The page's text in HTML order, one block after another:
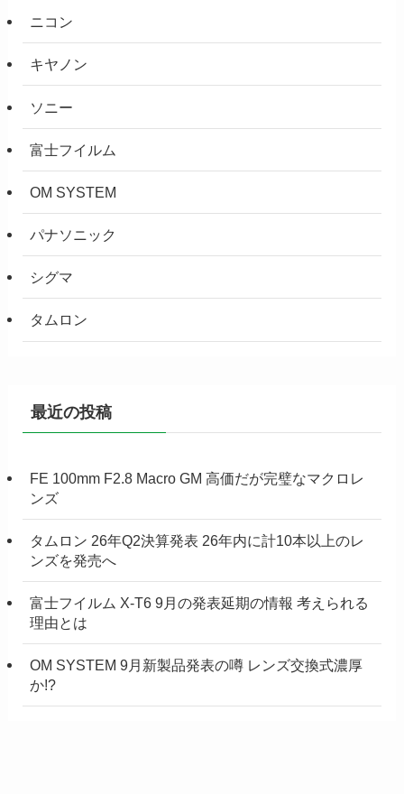
ニコン
キヤノン
ソニー
富士フイルム
OM SYSTEM
パナソニック
シグマ
タムロン
最近の投稿
FE 100mm F2.8 Macro GM 高価だが完璧なマクロレ
ンズ
タムロン 26年Q2決算発表 26年内に計10本以上のレ
ンズを発売へ
富士フイルム X-T6 9月の発表延期の情報 考えられる
理由とは
OM SYSTEM 9月新製品発表の噂 レンズ交換式濃厚
か!?